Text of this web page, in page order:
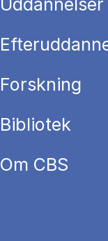
Uddannelser
Forskning
Bibliotek
Om CBS